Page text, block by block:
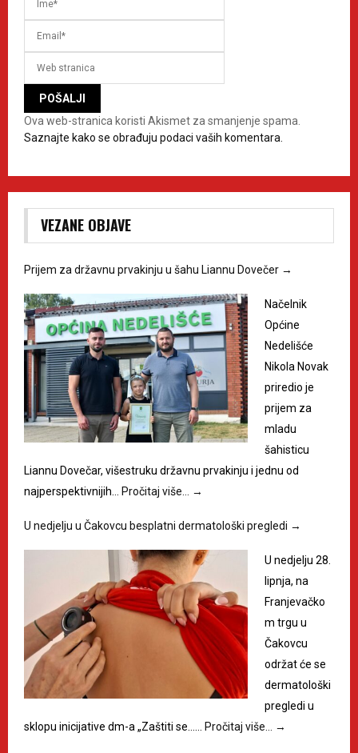
Ova web-stranica koristi Akismet za smanjenje spama.
Saznajte kako se obrađuju podaci vaših komentara.
VEZANE OBJAVE
Prijem za državnu prvakinju u šahu Liannu Dovečer →
Načelnik
Općine
Nedelišće
Nikola Novak
priredio je
prijem za
mladu
šahisticu
Liannu Dovečar, višestruku državnu prvakinju i jednu od
najperspektivnijih… Pročitaj više… →
U nedjelju u Čakovcu besplatni dermatološki pregledi →
U nedjelju 28.
lipnja, na
Franjevačko
m trgu u
Čakovcu
održat će se
dermatološki
pregledi u
sklopu inicijative dm-a „Zaštiti se…… Pročitaj više… →